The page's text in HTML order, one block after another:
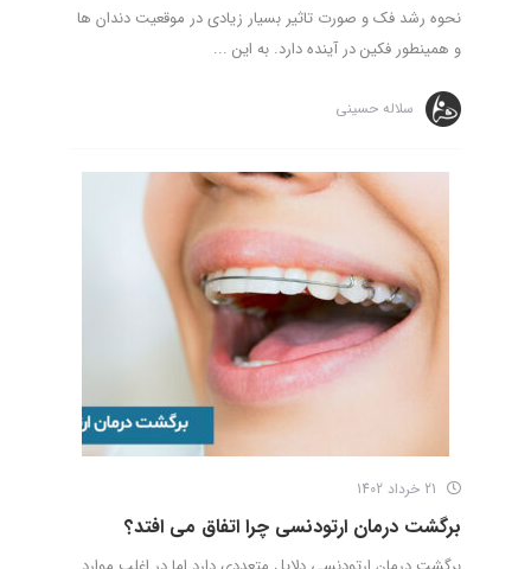
نحوه رشد فک و صورت تاثیر بسیار زیادی در موقعیت دندان ها
و همینطور فکین در آینده دارد. به این ...
سلاله حسینی
برگشت درمان ارتودنسی چرا اتفاق می افتد؟